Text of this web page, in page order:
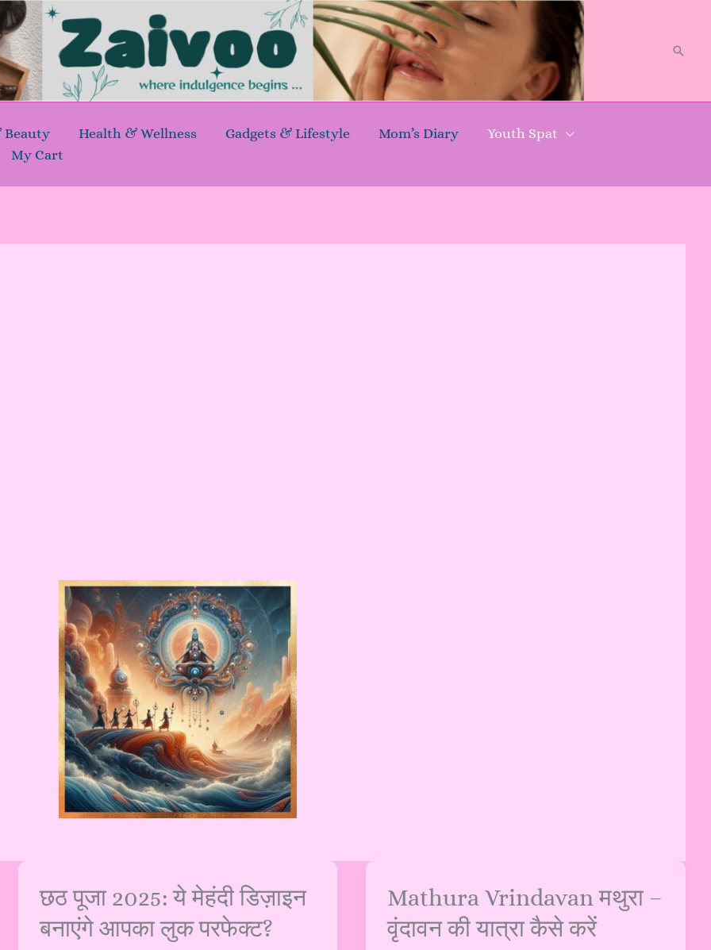
Beauty Health & Wellness Gadgets & Lifestyle Mom’s Diary
Youth Spat
My Cart
छठ पूजा 2025: ये मेहंदी डिज़ाइन
बनाएंगे आपका लुक परफेक्ट?
छठ
2025:
Mathura Vrindavan मथुरा –
वृंदावन की यात्रा कैसे करें
Mathura
Vrindavan
मथुरा